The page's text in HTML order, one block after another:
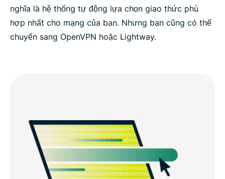
nghĩa là hệ thống tự động lựa chọn giao thức phù
hợp nhất cho mạng của bạn. Nhưng bạn cũng có thể
chuyển sang OpenVPN hoặc Lightway.